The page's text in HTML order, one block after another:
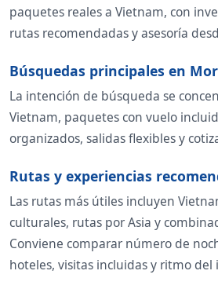
paquetes reales a Vietnam, con
rutas recomendadas y asesoría
Búsquedas principales en
La intención de búsqueda se
Vietnam, paquetes con vuelo
organizados, salidas flexibles y
Rutas y experiencias
Las rutas más útiles incluyen
culturales, rutas por Asia y
Conviene comparar número de
hoteles, visitas incluidas y ritmo del